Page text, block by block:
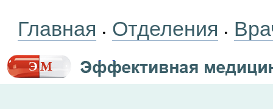
Главная • Отделения •